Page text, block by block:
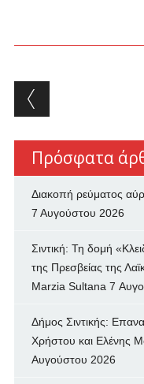
Post
Πρόσφατα
Διακοπή ρεύματος
7 Αυγούστου 2026
Σιντική: Τη δομή
της Πρεσβείας της
Marzia Sultana 7
Δήμος Σιντικής:
Χρήστου και Ελένης
Αυγούστου 2026